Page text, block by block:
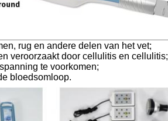
rug en andere delen van het vet;
veroorzaakt door cellulitis en cellulitis;
te voorkomen;
bloedsomloop.